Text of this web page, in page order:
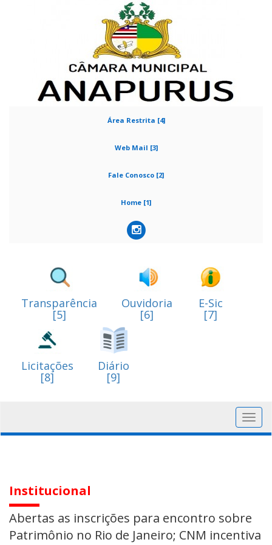
Área Restrita [4]
Web Mail [3]
Fale Conosco [2]
Home [1]
Transparência
[5]
Ouvidoria
[6]
E-Sic
[7]
Licitações
[8]
Diário
[9]
Institucional
Abertas as inscrições para encontro sobre
Patrimônio no Rio de Janeiro; CNM incentiva